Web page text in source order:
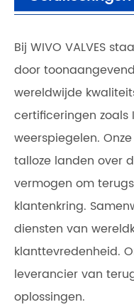
Bij WIVO VALVES
door
wereldwijde
certificeringen zoals
weerspiegelen.
talloze landen over
vermogen om
klantenkring.
diensten van
klanttevredenheid.
leverancier van
oplossingen.